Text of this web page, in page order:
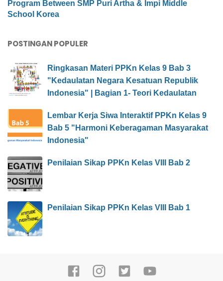
Program Between SMP Puri Artha & Impi Middle
School Korea
POSTINGAN POPULER
Ringkasan Materi PPKn Kelas 9 Bab 3
"Kedaulatan Negara Kesatuan Republik
Indonesia" | Bagian 1- Teori Kedaulatan
Lembar Kerja Siwa Interaktif PPKn Kelas 9
Bab 5 "Harmoni Keberagaman Masyarakat
Indonesia"
Penilaian Sikap PPKn Kelas VIII Bab 2
Penilaian Sikap PPKn Kelas VIII Bab 1